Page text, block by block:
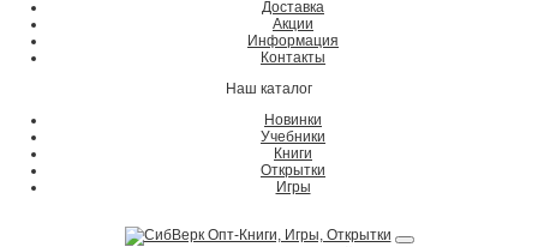
Доставка
Акции
Информация
Контакты
Наш каталог
Новинки
Учебники
Книги
Открытки
Игры